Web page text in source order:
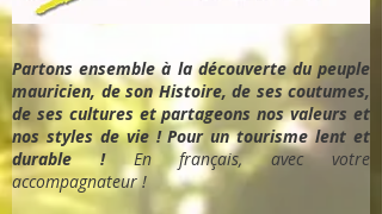
Partons ensemble à la découverte du peuple
mauricien, de son Histoire, de ses coutumes,
de ses cultures et partageons nos valeurs et
nos styles de vie ! Pour un tourisme lent et
durable !En français, avec votre
accompagnateur !